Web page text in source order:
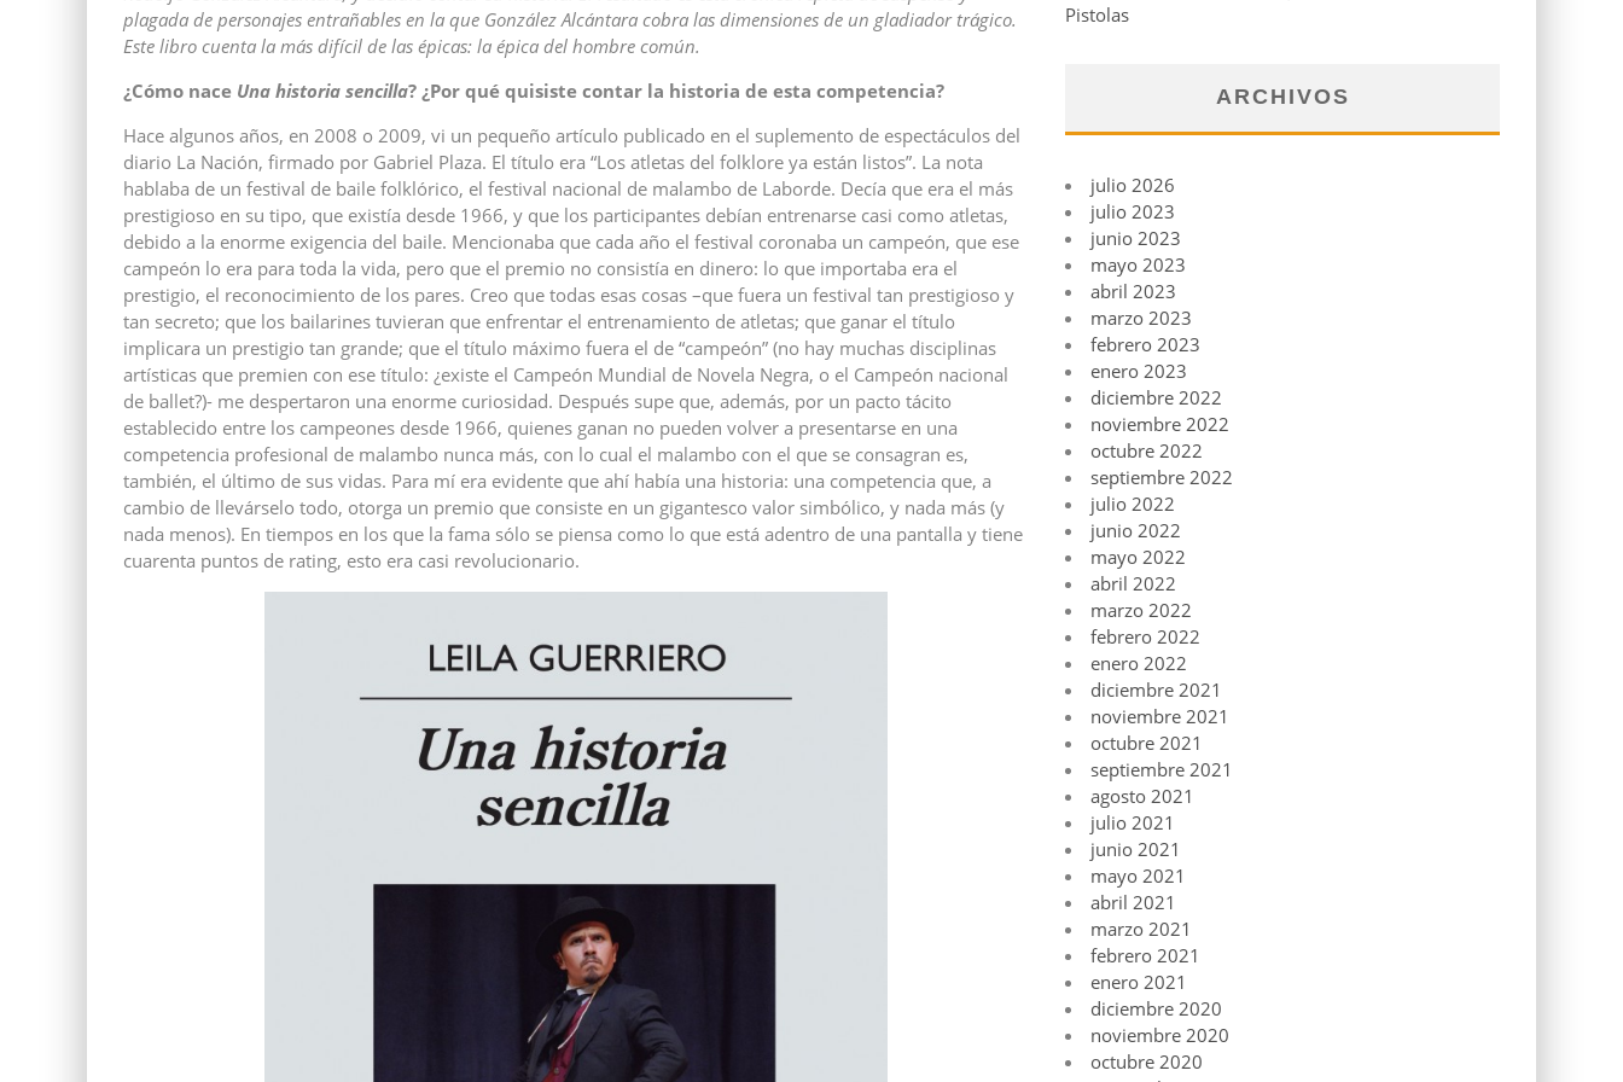
plagada de personajes entrañables en la que González Alcántara cobra las dimensiones de un gladiador trágico.
Este libro cuenta la más difícil de las épicas: la épica del hombre común.
¿Cómo nace Una historia sencilla? ¿Por qué quisiste contar la historia de esta competencia?
Hace algunos años, en 2008 o 2009, vi un pequeño artículo publicado en el suplemento de espectáculos del
diario La Nación, firmado por Gabriel Plaza. El título era “Los atletas del folklore ya están listos”. La nota
hablaba de un festival de baile folklórico, el festival nacional de malambo de Laborde. Decía que era el más
prestigioso en su tipo, que existía desde 1966, y que los participantes debían entrenarse casi como atletas,
debido a la enorme exigencia del baile. Mencionaba que cada año el festival coronaba un campeón, que ese
campeón lo era para toda la vida, pero que el premio no consistía en dinero: lo que importaba era el
prestigio, el reconocimiento de los pares. Creo que todas esas cosas –que fuera un festival tan prestigioso y
tan secreto; que los bailarines tuvieran que enfrentar el entrenamiento de atletas; que ganar el título
implicara un prestigio tan grande; que el título máximo fuera el de “campeón” (no hay muchas disciplinas
artísticas que premien con ese título: ¿existe el Campeón Mundial de Novela Negra, o el Campeón nacional
de ballet?)- me despertaron una enorme curiosidad. Después supe que, además, por un pacto tácito
establecido entre los campeones desde 1966, quienes ganan no pueden volver a presentarse en una
competencia profesional de malambo nunca más, con lo cual el malambo con el que se consagran es,
también, el último de sus vidas. Para mí era evidente que ahí había una historia: una competencia que, a
cambio de llevárselo todo, otorga un premio que consiste en un gigantesco valor simbólico, y nada más (y
nada menos). En tiempos en los que la fama sólo se piensa como lo que está adentro de una pantalla y tiene
cuarenta puntos de rating, esto era casi revolucionario.
Pistolas
ARCHIVOS
julio 2026
julio 2023
junio 2023
mayo 2023
abril 2023
marzo 2023
febrero 2023
enero 2023
diciembre 2022
noviembre 2022
octubre 2022
septiembre 2022
julio 2022
junio 2022
mayo 2022
abril 2022
marzo 2022
febrero 2022
enero 2022
diciembre 2021
noviembre 2021
octubre 2021
septiembre 2021
agosto 2021
julio 2021
junio 2021
mayo 2021
abril 2021
marzo 2021
febrero 2021
enero 2021
diciembre 2020
noviembre 2020
octubre 2020